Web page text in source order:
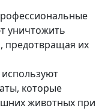
уничтожить
предотвращая их
которые
животных при